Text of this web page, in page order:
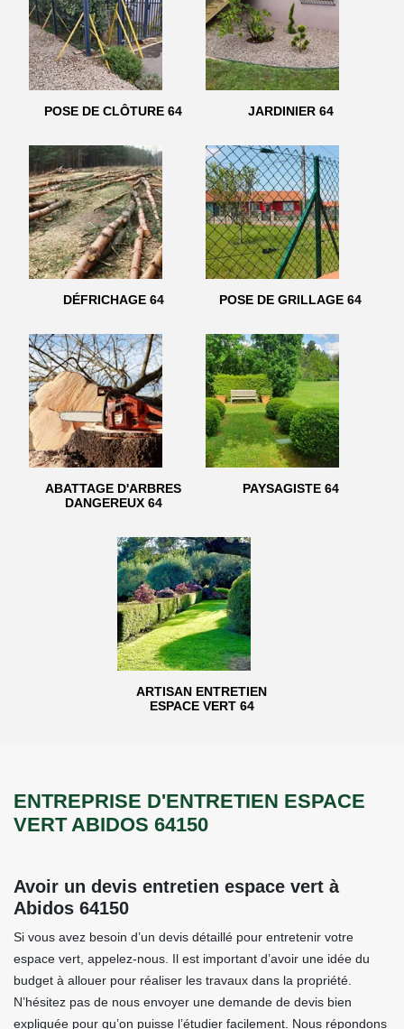
POSE DE CLÔTURE 64 JARDINIER 64
DÉFRICHAGE 64 POSE DE GRILLAGE 64
ABATTAGE D'ARBRES
DANGEREUX 64
PAYSAGISTE 64
ARTISAN ENTRETIEN
ESPACE VERT 64
ENTREPRISE D'ENTRETIEN ESPACE
VERT ABIDOS 64150
Avoir un devis entretien espace vert à
Abidos 64150
Si vous avez besoin d’un devis détaillé pour entretenir votre
espace vert, appelez-nous. Il est important d’avoir une idée du
budget à allouer pour réaliser les travaux dans la propriété.
N’hésitez pas de nous envoyer une demande de devis bien
expliquée pour qu’on puisse l’étudier facilement. Nous répondons